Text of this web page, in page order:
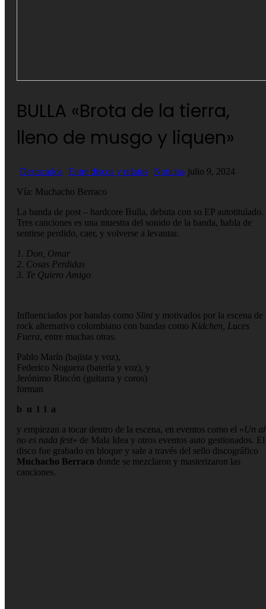
BULLA «Brota de la tierra,
lleno de musgo y liquen»
julio 9, 2024
Destacados Entre discos y relatos Noticias
Vía: Muchacho Berraco
La banda de post – hardcore Bulla, debuta con su EP autotitulado.
Tres canciones es una muestra del sonido de la banda, habla de
sentirse perdido, caer, y volverse a levantar.
1. Don, Omar
2. Cosas Perdidas
3. Te Quiero Amigo
Influenciados por bandas como Slint y motivados por la escena de
rock alternativo colombiano con bandas como Kidchen, Luces
Fuera, entre muchas otras.
Pablo Marín (bajista y voz),
Federico Noguera (batería y voz), y
Jerónimo Rincón (guitarra y coros)
forman
b u l l a
y empiezan a tocar dentro de la escena, en eventos como el «Un
no es nada fest» de Mala Idea y otros eventos auto gestionados. El
disco fue grabado en bloque y sale a través del sello discográfico
Muchacho Berraco donde se mezclaron y masterizaron las
canciones.